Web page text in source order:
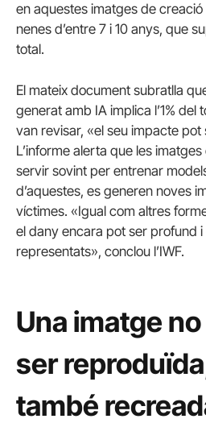
en aquestes imatges de
nenes d’entre 7 i 10 anys, que
total.
El mateix document subratlla
generat amb IA implica l’1% del
van revisar, «el seu impacte pot
L’informe alerta que les
servir sovint per entrenar
d’aquestes, es generen noves
víctimes. «Igual com altres
el dany encara pot ser profund
representats», conclou l’IWF.
Una imatge
ser
també